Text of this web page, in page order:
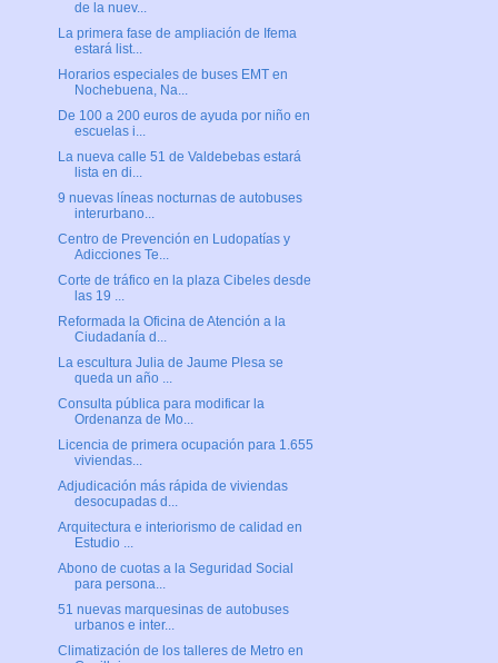
de la nuev...
La primera fase de ampliación de Ifema
estará list...
Horarios especiales de buses EMT en
Nochebuena, Na...
De 100 a 200 euros de ayuda por niño en
escuelas i...
La nueva calle 51 de Valdebebas estará
lista en di...
9 nuevas líneas nocturnas de autobuses
interurbano...
Centro de Prevención en Ludopatías y
Adicciones Te...
Corte de tráfico en la plaza Cibeles desde
las 19 ...
Reformada la Oficina de Atención a la
Ciudadanía d...
La escultura Julia de Jaume Plesa se
queda un año ...
Consulta pública para modificar la
Ordenanza de Mo...
Licencia de primera ocupación para 1.655
viviendas...
Adjudicación más rápida de viviendas
desocupadas d...
Arquitectura e interiorismo de calidad en
Estudio ...
Abono de cuotas a la Seguridad Social
para persona...
51 nuevas marquesinas de autobuses
urbanos e inter...
Climatización de los talleres de Metro en